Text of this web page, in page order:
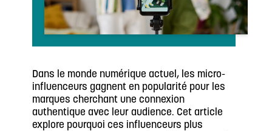
Dans le monde numérique actuel, les micro-
influenceurs gagnent en popularité pour les
marques cherchant une connexion
authentique avec leur audience. Cet article
explore pourquoi ces influenceurs plus